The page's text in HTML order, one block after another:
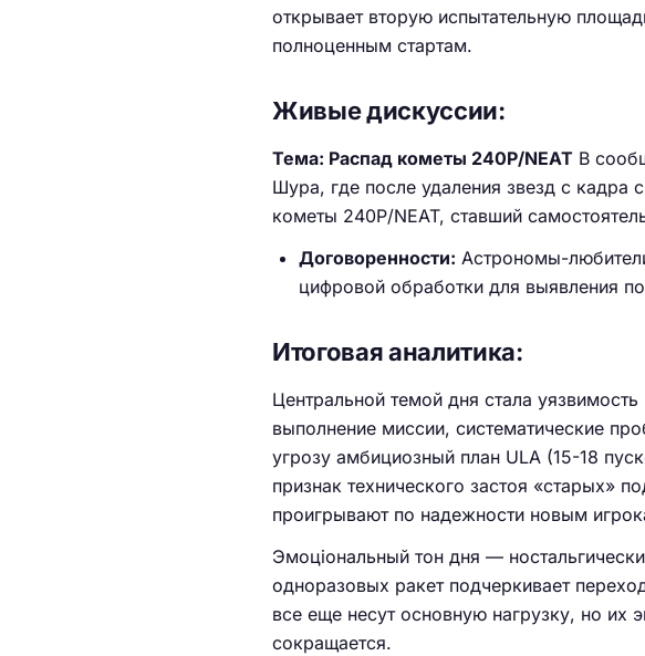
открывает вторую испытательную
полноценным стартам.
Живые дискуссии:
Тема: Распад кометы 240P/NEAT В
Шура, где после удаления звезд с
кометы 240P/NEAT, ставший
Договоренности: Астрономы-
цифровой обработки для выявления
Итоговая аналитика:
Центральной темой дня стала
выполнение миссии, систематические
угрозу амбициозный план ULA (15-18
признак технического застоя «старых»
проигрывают по надежности новым
Эмоціональный тон дня —
одноразовых ракет подчеркивает
все еще несут основную нагрузку, но их
сокращается.